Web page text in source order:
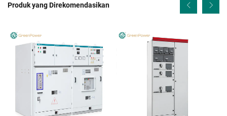
Produk yang Direkomendasikan